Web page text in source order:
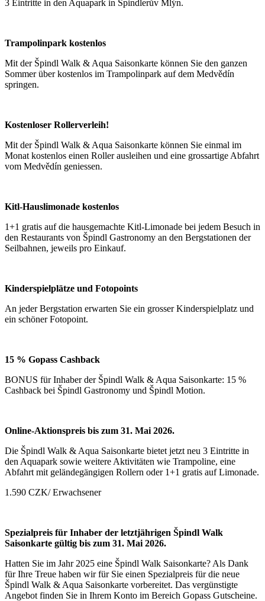
3 Eintritte in den Aquapark in Špindlerův Mlýn.
Trampolinpark kostenlos
Mit der Špindl Walk & Aqua Saisonkarte können Sie den ganzen
Sommer über kostenlos im Trampolinpark auf dem Medvědín
springen.
Kostenloser Rollerverleih!
Mit der Špindl Walk & Aqua Saisonkarte können Sie einmal im
Monat kostenlos einen Roller ausleihen und eine grossartige Abfahrt
vom Medvědín geniessen.
Kitl-Hauslimonade kostenlos
1+1 gratis auf die hausgemachte Kitl-Limonade bei jedem Besuch in
den Restaurants von Špindl Gastronomy an den Bergstationen der
Seilbahnen, jeweils pro Einkauf.
Kinderspielplätze und Fotopoints
An jeder Bergstation erwarten Sie ein grosser Kinderspielplatz und
ein schöner Fotopoint.
15 % Gopass Cashback
BONUS für Inhaber der Špindl Walk & Aqua Saisonkarte: 15 %
Cashback bei Špindl Gastronomy und Špindl Motion.
Online-Aktionspreis bis zum 31. Mai 2026.
Die Špindl Walk & Aqua Saisonkarte bietet jetzt neu 3 Eintritte in
den Aquapark sowie weitere Aktivitäten wie Trampoline, eine
Abfahrt mit geländegängigen Rollern oder 1+1 gratis auf Limonade.
1.590 CZK/ Erwachsener
Spezialpreis für Inhaber der letztjährigen Špindl Walk
Saisonkarte gültig bis zum 31. Mai 2026.
Hatten Sie im Jahr 2025 eine Špindl Walk Saisonkarte? Als Dank
für Ihre Treue haben wir für Sie einen Spezialpreis für die neue
Špindl Walk & Aqua Saisonkarte vorbereitet. Das vergünstigte
Angebot finden Sie in Ihrem Konto im Bereich Gopass Gutscheine.